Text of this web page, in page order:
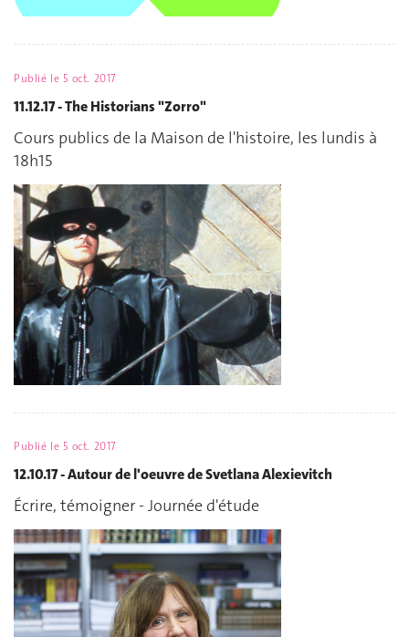
Publié le 5 oct. 2017
11.12.17 - The Historians "Zorro"
Cours publics de la Maison de l'histoire, les lundis à
18h15
Publié le 5 oct. 2017
12.10.17 - Autour de l'oeuvre de Svetlana Alexievitch
Écrire, témoigner - Journée d'étude